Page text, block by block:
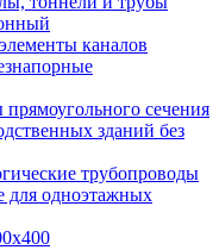
каналов
сечения
зданий без
трубопроводы
для одноэтажных